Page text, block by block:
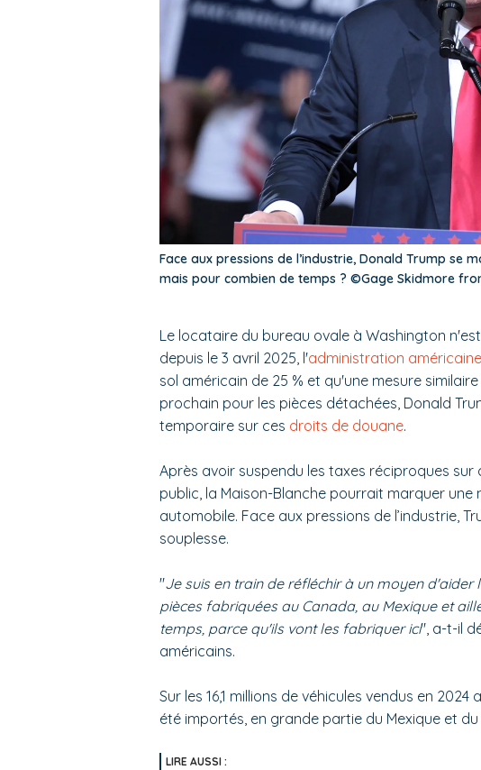
Face aux pressions de l’industrie, Donald Trump se
mais pour combien de temps ? ©Gage Skidmore
Le locataire du bureau ovale à Washington
depuis le 3 avril 2025, l'administration américaine
sol américain de 25 % et qu'une mesure
prochain pour les pièces détachées, Donald
temporaire sur ces droits de douane.
Après avoir suspendu les taxes réciproques
public, la Maison-Blanche pourrait marquer une
automobile. Face aux pressions de l’industrie,
souplesse.
"Je suis en train de réfléchir à un moyen d'aider
pièces fabriquées au Canada, au Mexique et
temps, parce qu'ils vont les fabriquer ici", a-t-il
américains.
Sur les 16,1 millions de véhicules vendus en 2024
été importés, en grande partie du Mexique et